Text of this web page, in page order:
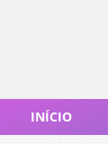
INÍCIO